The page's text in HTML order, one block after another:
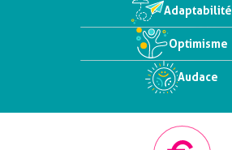
Adaptabilité
Optimisme
Audace